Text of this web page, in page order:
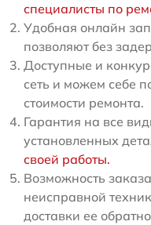
специалисты по
Удобная онлайн
позволяют без
Доступные и
сеть и можем себе
стоимости ремонта.
Гарантия на все
установленных
своей работы.
Возможность
неисправной
доставки ее